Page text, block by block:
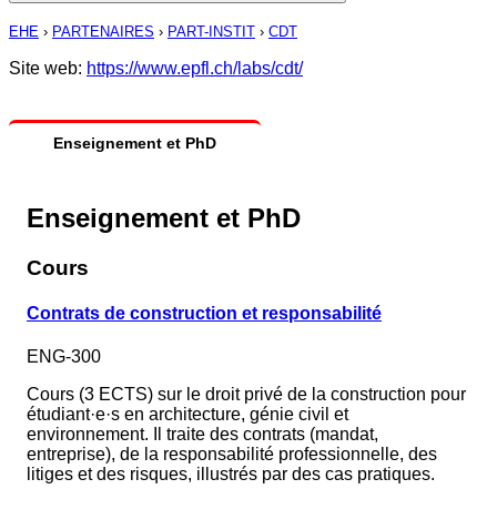
EHE › PARTENAIRES › PART-INSTIT › CDT
Site web: https://www.epfl.ch/labs/cdt/
Enseignement et PhD
Enseignement et PhD
Cours
Contrats de construction et responsabilité
ENG-300
Cours (3 ECTS) sur le droit privé de la construction pour
étudiant·e·s en architecture, génie civil et
environnement. Il traite des contrats (mandat,
entreprise), de la responsabilité professionnelle, des
litiges et des risques, illustrés par des cas pratiques.